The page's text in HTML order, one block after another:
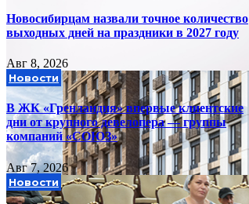
Новосибирцам назвали точное количество
выходных дней на праздники в 2027 году
Авг 8, 2026
Новости
В ЖК «Гренландия» впервые клиентские
дни от крупного девелопера — группы
компаний «СОЮЗ»
Авг 7, 2026
Новости